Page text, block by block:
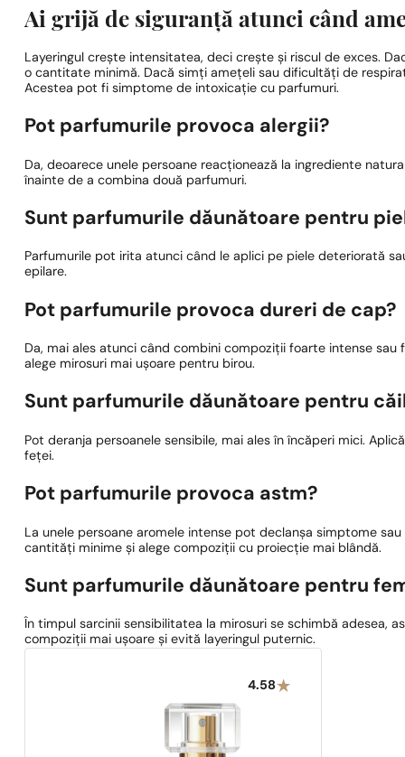
Ai grijă de siguranță atunci când
Layeringul crește intensitatea, deci crește și riscul de exces.
o cantitate minimă. Dacă simți amețeli sau dificultăți de
Acestea pot fi simptome de intoxicație cu parfumuri.
Pot parfumurile provoca alergii?
Da, deoarece unele persoane reacționează la ingrediente
înainte de a combina două parfumuri.
Sunt parfumurile dăunătoare pentru
Parfumurile pot irita atunci când le aplici pe piele deteriorată
epilare.
Pot parfumurile provoca dureri de cap?
Da, mai ales atunci când combini compoziții foarte intense
alege mirosuri mai ușoare pentru birou.
Sunt parfumurile dăunătoare pentru
Pot deranja persoanele sensibile, mai ales în încăperi mici.
feței.
Pot parfumurile provoca astm?
La unele persoane aromele intense pot declanșa simptome
cantități minime și alege compoziții cu proiecție mai blândă.
Sunt parfumurile dăunătoare pentru
În timpul sarcinii sensibilitatea la mirosuri se schimbă adesea,
compoziții mai ușoare și evită layeringul puternic.
4.58